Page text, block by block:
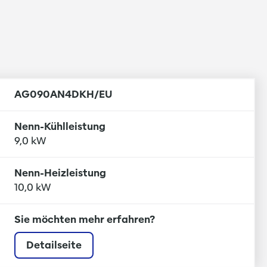
Luftfilter
AG090AN4DKH/EU
Nenn-Kühlleistung
9,0 kW
Nenn-Heizleistung
10,0 kW
Sie möchten mehr erfahren?
Detailseite